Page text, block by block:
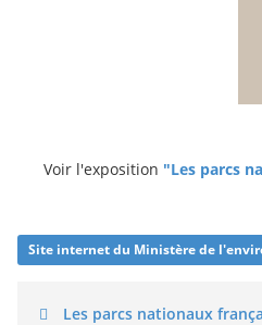
Voir l'exposition "Les parcs
Site internet du Ministère de
Les parcs nationaux